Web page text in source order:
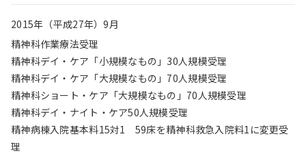
2015年（平成27年）9月
精神科作業療法受理
精神科デイ・ケア「小規模なもの」30人規模受理
精神科デイ・ケア「大規模なもの」70人規模受理
精神科ショート・ケア「大規模なもの」70人規模受理
精神科デイ・ナイト・ケア50人規模受理
精神病棟入院基本料15対1 59床を精神科救急入院料1に変更受
理